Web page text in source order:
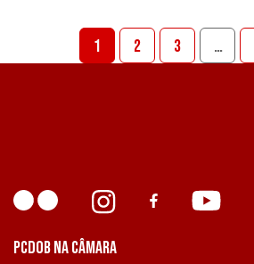
1 2 3 …
PCDOB NA CÂMARA